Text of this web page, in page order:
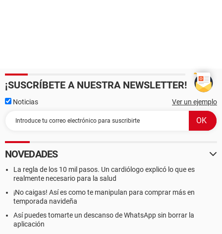
¡SUSCRÍBETE A NUESTRA NEWSLETTER!
Noticias Ver un ejemplo
NOVEDADES
La regla de los 10 mil pasos. Un cardiólogo explicó lo que es
realmente necesario para la salud
¡No caigas! Así es como te manipulan para comprar más en
temporada navideña
Así puedes tomarte un descanso de WhatsApp sin borrar la
aplicación